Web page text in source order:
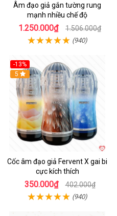
Âm đạo giả gắn tường rung
mạnh nhiều chế độ
1.250.000₫ 1.506.000₫
(940)
-13%
Hot
5
Cốc âm đạo giả Fervent X gai bi
cực kích thích
350.000₫ 402.000₫
(940)